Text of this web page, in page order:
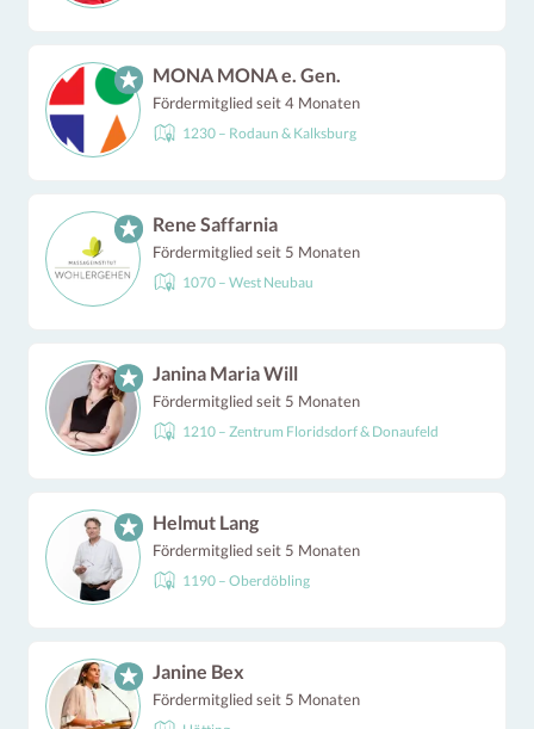
MONA MONA e. Gen.
Fördermitglied seit 4 Monaten
1230 – Rodaun & Kalksburg
Rene Saffarnia
Fördermitglied seit 5 Monaten
1070 – West Neubau
Janina Maria Will
Fördermitglied seit 5 Monaten
1210 – Zentrum Floridsdorf & Donaufeld
Helmut Lang
Fördermitglied seit 5 Monaten
1190 – Oberdöbling
Janine Bex
Fördermitglied seit 5 Monaten